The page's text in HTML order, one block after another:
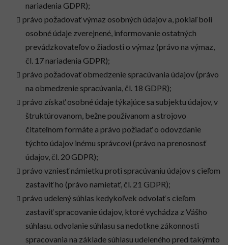
nariadenia GDPR);
právo požadovať výmaz osobných údajov a, pokiaľ boli
osobné údaje zverejnené, informovanie ostatných
prevádzkovateľov o žiadosti o výmaz (právo na výmaz,
čl. 17 nariadenia GDPR);
právo požadovať obmedzenie spracúvania údajov (právo
na obmedzenie spracúvania, čl. 18 GDPR);
právo získať osobné údaje týkajúce sa subjektu údajov, v
štruktúrovanom, bežne používanom a strojovo
čitateľnom formáte a právo požiadať o odovzdanie
týchto údajov inému správcovi (právo na prenosnosť
údajov, čl. 20 GDPR);
právo vzniesť námietku proti spracúvaniu údajov s cieľom
zastaviť ho (právo namietať, čl. 21 GDPR);
právo udelený súhlas kedykoľvek odvolať s cieľom
zastaviť spracovanie údajov, ktoré vychádza z Vášho
súhlasu. odvolanie súhlasu sa nedotkne zákonnosti
spracovania na základe súhlasu udeleného pred takýmto